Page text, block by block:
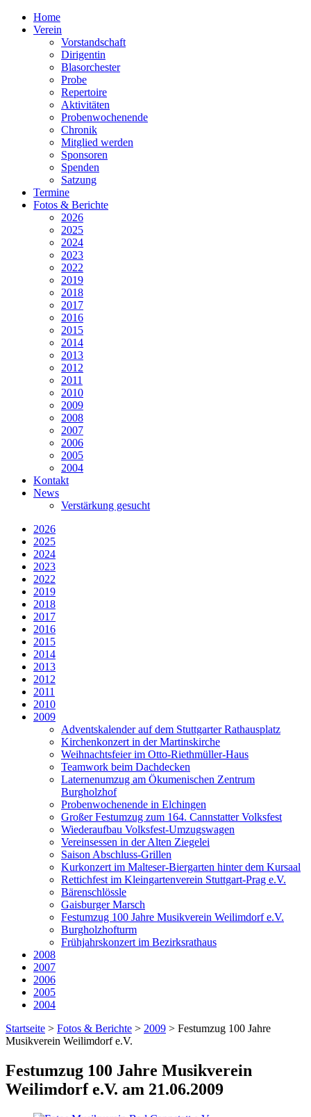
Home
Verein
Vorstandschaft
Dirigentin
Blasorchester
Probe
Repertoire
Aktivitäten
Probenwochenende
Chronik
Mitglied werden
Sponsoren
Spenden
Satzung
Termine
Fotos & Berichte
2026
2025
2024
2023
2022
2019
2018
2017
2016
2015
2014
2013
2012
2011
2010
2009
2008
2007
2006
2005
2004
Kontakt
News
Verstärkung gesucht
2026
2025
2024
2023
2022
2019
2018
2017
2016
2015
2014
2013
2012
2011
2010
2009
Adventskalender auf dem Stuttgarter Rathausplatz
Kirchenkonzert in der Martinskirche
Weihnachtsfeier im Otto-Riethmüller-Haus
Teamwork beim Dachdecken
Laternenumzug am Ökumenischen Zentrum
Burgholzhof
Probenwochenende in Elchingen
Großer Festumzug zum 164. Cannstatter Volksfest
Wiederaufbau Volksfest-Umzugswagen
Vereinsessen in der Alten Ziegelei
Saison Abschluss-Grillen
Kurkonzert im Malteser-Biergarten hinter dem Kursaal
Rettichfest im Kleingartenverein Stuttgart-Prag e.V.
Bärenschlössle
Gaisburger Marsch
Festumzug 100 Jahre Musikverein Weilimdorf e.V.
Burgholzhofturm
Frühjahrskonzert im Bezirksrathaus
2008
2007
2006
2005
2004
Startseite > Fotos & Berichte > 2009 > Festumzug 100 Jahre
Musikverein Weilimdorf e.V.
Festumzug 100 Jahre Musikverein
Weilimdorf e.V. am 21.06.2009